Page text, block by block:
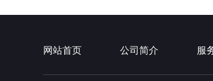
网站首页 公司简介 服